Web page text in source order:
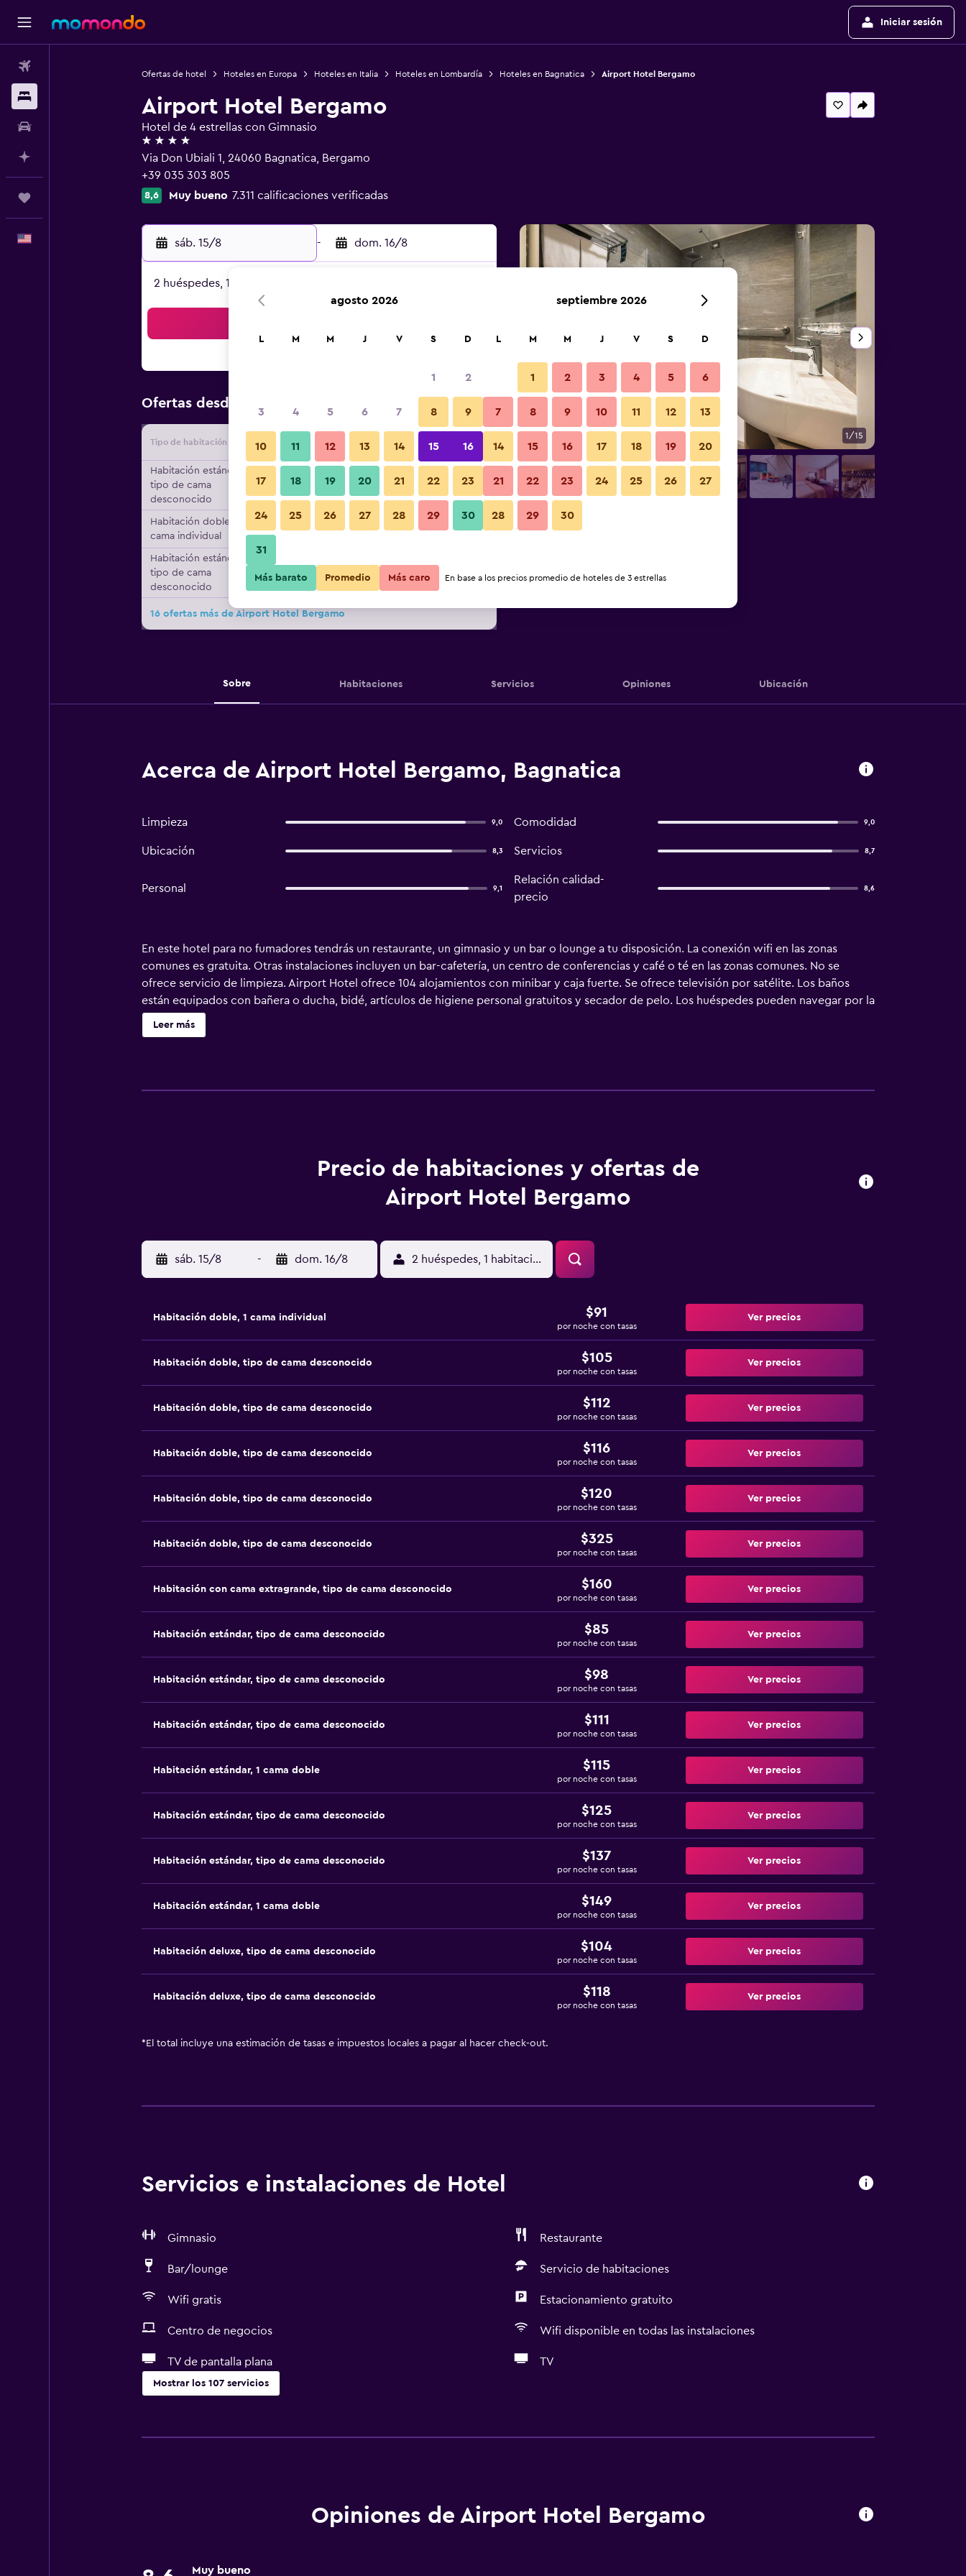
Iniciar sesión
Ofertas de hotel Hoteles en Europa Hoteles en Italia Hoteles en Lombardía Hoteles en Bagnatica Airport Hotel Bergamo
Airport Hotel Bergamo
Hotel de 4 estrellas con Gimnasio
4 estrellas
Via Don Ubiali 1, 24060 Bagnatica, Bergamo
+39 035 303 805
8,6 Muy bueno 7.311 calificaciones verificadas
sáb. 15/8 - dom. 16/8
2 huéspedes, 1 habitación
Ofertas desde Oferta más barata de precio por noche
Tipo de habitación Proveedor Total noche
Habitación estándar,
tipo de cama
desconocido
$85 Ver oferta
Habitación doble, 1
cama individual
$91 Ver oferta
Habitación estándar,
tipo de cama
desconocido
$98 Ver oferta
16 ofertas más de Airport Hotel Bergamo
Baño 1/15
Fotos
Sobre Habitaciones Servicios Opiniones Ubicación
Acerca de Airport Hotel Bergamo, Bagnatica
Limpieza 9,0 Comodidad 9,0
Ubicación 8,3 Servicios 8,7
Personal 9,1
Relación calidad-
precio
8,6
En este hotel para no fumadores tendrás un restaurante, un gimnasio y un bar o lounge a tu disposición. La conexión wifi en las zonas
comunes es gratuita. Otras instalaciones incluyen un bar-cafetería, un centro de conferencias y café o té en las zonas comunes. No se
ofrece servicio de limpieza. Airport Hotel ofrece 104 alojamientos con minibar y caja fuerte. Se ofrece televisión por satélite. Los baños
están equipados con bañera o ducha, bidé, artículos de higiene personal gratuitos y secador de pelo. Los huéspedes pueden navegar por la
web gracias a nuestro acceso a Internet wifi gratis. Los servicios para las personas de negocios incluyen escritorio y teléfono. Los servicios
de ocio y esparcimiento en este hotel incluyen gimnasio.
Leer más
Precio de habitaciones y ofertas de
Airport Hotel Bergamo
sáb. 15/8 - dom. 16/8 2 huéspedes, 1 habitación
Habitación doble, 1 cama individual $91
por noche con tasas
Ver precios
Habitación doble, tipo de cama desconocido $105
por noche con tasas
Ver precios
Habitación doble, tipo de cama desconocido $112
por noche con tasas
Ver precios
Habitación doble, tipo de cama desconocido $116
por noche con tasas
Ver precios
Habitación doble, tipo de cama desconocido $120
por noche con tasas
Ver precios
Habitación doble, tipo de cama desconocido $325
por noche con tasas
Ver precios
Habitación con cama extragrande, tipo de cama desconocido $160
por noche con tasas
Ver precios
Habitación estándar, tipo de cama desconocido $85
por noche con tasas
Ver precios
Habitación estándar, tipo de cama desconocido $98
por noche con tasas
Ver precios
Habitación estándar, tipo de cama desconocido $111
por noche con tasas
Ver precios
Habitación estándar, 1 cama doble $115
por noche con tasas
Ver precios
Habitación estándar, tipo de cama desconocido $125
por noche con tasas
Ver precios
Habitación estándar, tipo de cama desconocido $137
por noche con tasas
Ver precios
Habitación estándar, 1 cama doble $149
por noche con tasas
Ver precios
Habitación deluxe, tipo de cama desconocido $104
por noche con tasas
Ver precios
Habitación deluxe, tipo de cama desconocido $118
por noche con tasas
Ver precios
* El total incluye una estimación de tasas e impuestos locales a pagar al hacer check-out.
Servicios e instalaciones de Hotel
Gimnasio Restaurante
Bar/lounge Servicio de habitaciones
Wifi gratis Estacionamiento gratuito
Centro de negocios Wifi disponible en todas las instalaciones
TV de pantalla plana TV
Mostrar los 107 servicios
Unidad ubicada en la planta baja
Wifi disponible en todas las instalaciones
Artículos de aseo gratis
Opiniones de Airport Hotel Bergamo
Muy bueno
agosto 2026
L M M J V S D
1 2
3 4 5 6 7 8 9
10 11 12 13 14 15 16
17 18 19 20 21 22 23
24 25 26 27 28 29 30
31
septiembre 2026
L M M J V S D
1 2 3 4 5 6
7 8 9 10 11 12 13
14 15 16 17 18 19 20
21 22 23 24 25 26 27
28 29 30
Más barato Promedio Más caro En base a los precios promedio de hoteles de 3 estrellas